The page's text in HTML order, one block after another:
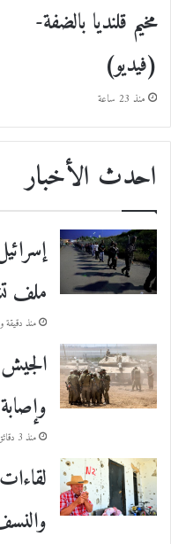
مخيم قلنديا بالضفة-
(فيديو)
منذ 23 ساعة
احدث الأخبار
ملف
منذ دقيقة
وإصابة 4 بجروح خطيرة جنوب لبنان
منذ 3 دقائق